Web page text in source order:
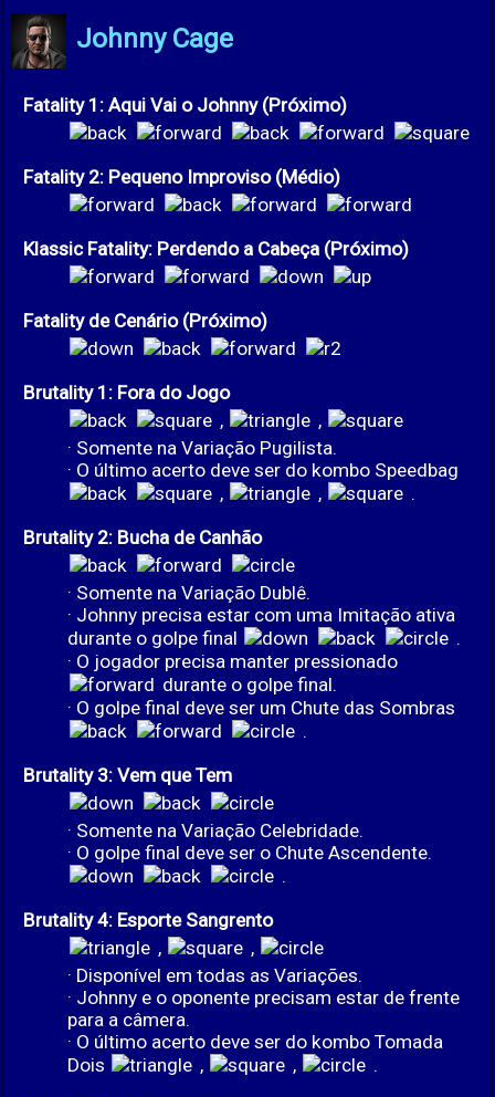
Johnny Cage
Fatality 1: Aqui Vai o Johnny (Próximo)
Fatality 2: Pequeno Improviso (Médio)
Klassic Fatality: Perdendo a Cabeça (Próximo)
Fatality de Cenário (Próximo)
Brutality 1: Fora do Jogo
,
,
· Somente na Variação Pugilista.
· O último acerto deve ser do kombo Speedbag
,
,
.
Brutality 2: Bucha de Canhão
· Somente na Variação Dublê.
· Johnny precisa estar com uma Imitação ativa
durante o golpe final
.
· O jogador precisa manter pressionado
durante o golpe final.
· O golpe final deve ser um Chute das Sombras
.
Brutality 3: Vem que Tem
· Somente na Variação Celebridade.
· O golpe final deve ser o Chute Ascendente.
.
Brutality 4: Esporte Sangrento
,
,
· Disponível em todas as Variações.
· Johnny e o oponente precisam estar de frente
para a câmera.
· O último acerto deve ser do kombo Tomada
Dois
, ,
.